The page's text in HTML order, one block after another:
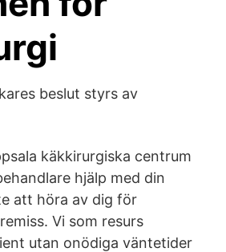
beslut styrs av
käkkirurgiska centrum
hjälp med din
att höra av dig för
Vi som resurs
utan onödiga väntetider